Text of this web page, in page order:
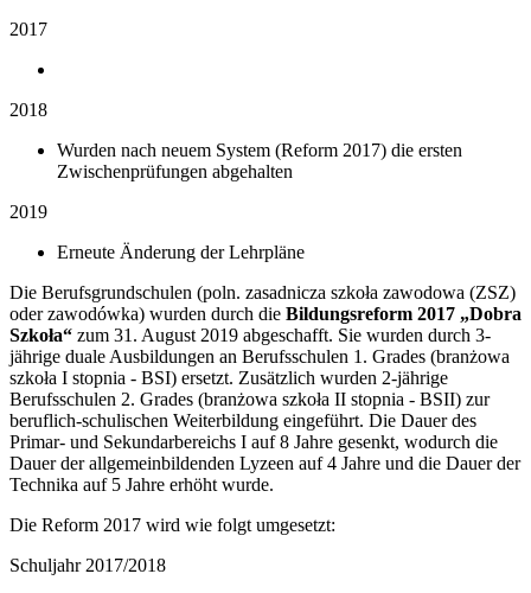
2017
2018
Wurden nach neuem System (Reform 2017) die ersten
Zwischenprüfungen abgehalten
2019
Erneute Änderung der Lehrpläne
Die Berufsgrundschulen (poln. zasadnicza szkoła zawodowa (ZSZ)
oder zawodówka) wurden durch die Bildungsreform 2017 „Dobra
Szkoła“ zum 31. August 2019 abgeschafft. Sie wurden durch 3-
jährige duale Ausbildungen an Berufsschulen 1. Grades (branżowa
szkoła I stopnia - BSI) ersetzt. Zusätzlich wurden 2-jährige
Berufsschulen 2. Grades (branżowa szkoła II stopnia - BSII) zur
beruflich-schulischen Weiterbildung eingeführt. Die Dauer des
Primar- und Sekundarbereichs I auf 8 Jahre gesenkt, wodurch die
Dauer der allgemeinbildenden Lyzeen auf 4 Jahre und die Dauer der
Technika auf 5 Jahre erhöht wurde.
Die Reform 2017 wird wie folgt umgesetzt:
Schuljahr 2017/2018